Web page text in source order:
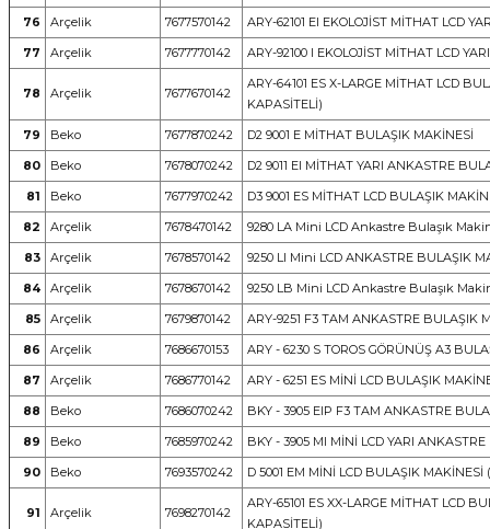
76
Arçelik 7677570142
ARY-62101 EI EKOLOJİST MİTHAT LCD
77
Arçelik 7677770142 ARY-92100 I EKOLOJİST MİTHAT LCD
78 Arçelik 7677670142
ARY-64101 ES X-LARGE MİTHAT LCD
KAPASİTELİ)
79
Beko 7677870242
D2 9001 E MİTHAT BULAŞIK MAKİNESİ
80
Beko 7678070242
D2 9011 EI MİTHAT YARI ANKASTRE
81
Beko 7677970242
D3 9001 ES MİTHAT LCD BULAŞIK
82
Arçelik 7678470142
9280 LA Mini LCD Ankastre Bulaşık
83
Arçelik 7678570142
9250 LI Mini LCD ANKASTRE BULAŞIK
84
Arçelik 7678670142
9250 LB Mini LCD Ankastre Bulaşık
85
Arçelik 7679870142
ARY-9251 F3 TAM ANKASTRE BULAŞIK
86
Arçelik 7686670153
ARY - 6230 S TOROS GÖRÜNÜŞ A3
87
Arçelik 7686770142
ARY - 6251 ES MİNİ LCD BULAŞIK
88
Beko 7686070242
BKY - 3905 EIP F3 TAM ANKASTRE
89
Beko 7685970242
BKY - 3905 MI MİNİ LCD YARI
90
Beko 7693570242 D 5001 EM MİNİ LCD BULAŞIK MAKİNESİ
91 Arçelik 7698270142
ARY-65101 ES XX-LARGE MİTHAT LCD
KAPASİTELİ)